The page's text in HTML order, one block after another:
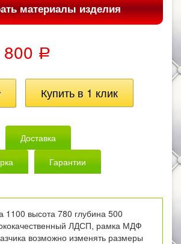
материалы изделия
Р
Доставка
Гарантии
1100 высота 780 глубина 500
ЛДСП, рамка МДФ
возможно изменять размеры